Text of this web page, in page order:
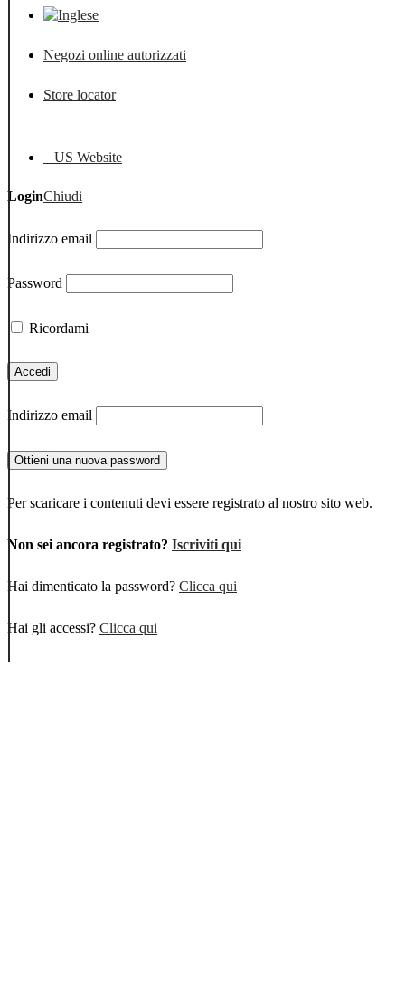
Negozi online autorizzati
Store locator
US Website
LoginChiudi
Indirizzo email
Password
Ricordami
Indirizzo email
Per scaricare i contenuti devi essere registrato al nostro sito web.
Non sei ancora registrato? Iscriviti qui
Hai dimenticato la password? Clicca qui
Hai gli accessi? Clicca qui